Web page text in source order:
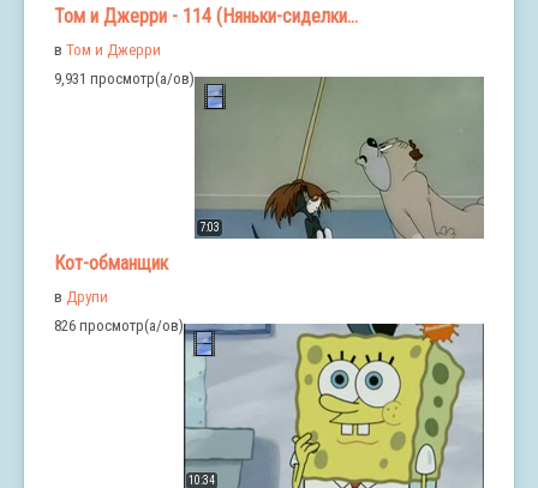
Том и Джерри - 114 (Няньки-сиделки...
в Том и Джерри
9,931 просмотр(а/ов)
7:03
Кот-обманщик
в Друпи
826 просмотр(а/ов)
10:34